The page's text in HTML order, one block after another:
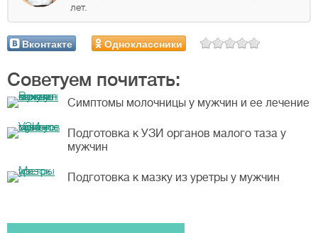
лет.
Вконтакте Одноклассники
Советуем почитать:
Симптомы молочницы у мужчин и ее лечение
Подготовка к УЗИ органов малого таза у
мужчин
Подготовка к мазку из уретры у мужчин